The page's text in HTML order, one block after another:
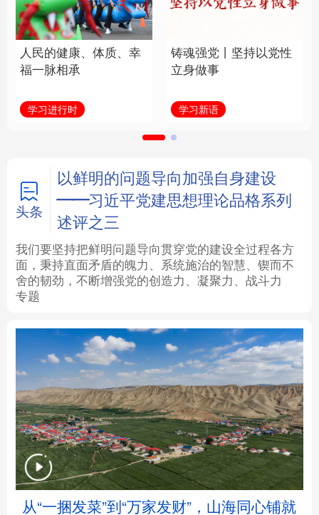
文化 书画
访谈 视频 图片 政务
学术中国 乡村振兴 银龄 溯源中国
城市 旅游 能源 会展
彩票 娱乐 时尚 悦读
公益 一带一路 亚太网 上市公司
地方频道
北京 天津 河北 山西
辽宁 吉林 上海 江苏
浙江 安徽 福建 江西
人民的健康、体质、幸
福一脉相承
学习进行时
铸魂强党丨坚持以党性
立身做事
学习新语
头条
以鲜明的问题导向加强自身建设
——习近平党建思想理论品格系列
述评之三
我们要坚持把鲜明问题导向贯穿党的建设全过程各方
面，秉持直面矛盾的魄力、系统施治的智慧、锲而不
舍的韧劲，不断增强党的创造力、凝聚力、战斗力
专题
从“一捆发菜”到“万家发财”，山海同心铺就